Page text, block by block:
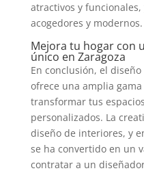
atractivos y
acogedores y modernos.
Mejora tu hogar con
único en Zaragoza
En conclusión, el
ofrece una amplia
transformar tus
personalizados. La
diseño de interiores, y
se ha convertido en un
contratar a un